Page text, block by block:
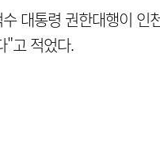
대통령 권한대행이 인
"고 적었다.